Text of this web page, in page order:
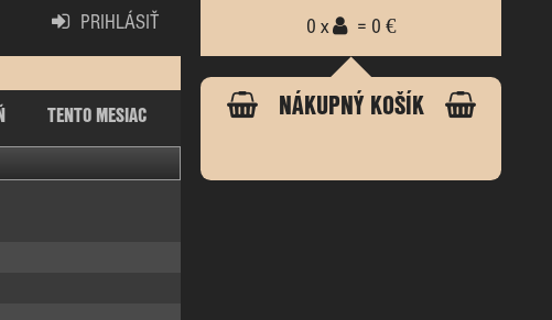
PRIHLÁSIŤ
TENTO MESIAC
0 x = 0 €
NÁKUPNÝ KOŠÍK